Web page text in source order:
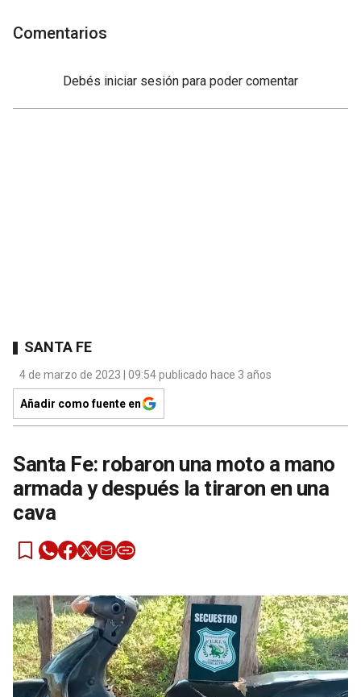
Comentarios
Debés iniciar sesión para poder comentar
SANTA FE
4 de marzo de 2023 | 09:54 publicado hace 3 años
Añadir como fuente en
Santa Fe: robaron una moto a mano
armada y después la tiraron en una
cava